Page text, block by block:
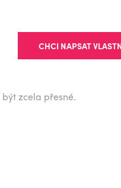
CHCI NAPSAT
zcela přesné.